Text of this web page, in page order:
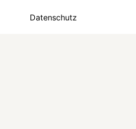
Datenschutz